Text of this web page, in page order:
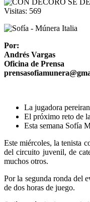
Visitas: 569
Por:
Andrés Vargas
Oficina de Prensa
La jugadora
El próximo reto de
Esta semana Sofía
Este miércoles, la tenista
del circuito juvenil, de
muchos otros.
Por la segunda ronda del
de dos horas de juego.